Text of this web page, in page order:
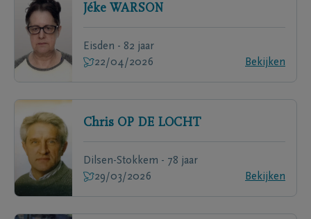
Jéke WARSON
Eisden - 82 jaar
22/04/2026
Bekijken
Chris OP DE LOCHT
Dilsen-Stokkem - 78 jaar
29/03/2026
Bekijken